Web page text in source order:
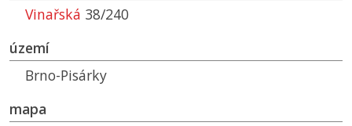
Vinařská 38/240
území
Brno-Pisárky
mapa